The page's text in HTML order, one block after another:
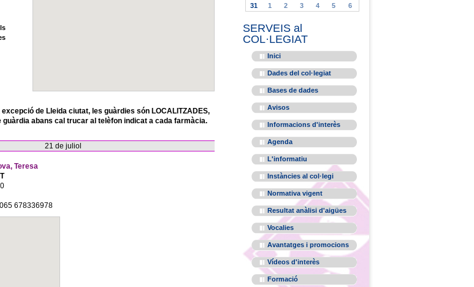
de Lleida ciutat, les guàrdies són LOCALITZADES,
abans cal trucar al telèfon indicat a cada farmàcia.
21 de juliol
Teresa
678336978
31
1 2 3 4 5 6
SERVEIS al
COL·LEGIAT
Inici
Dades del col·legiat
Bases de dades
Avisos
Informacions d'interès
Agenda
L'informatiu
Instàncies al col·legi
Normativa vigent
Resultat anàlisi d'aigües
Vocalies
Avantatges i promocions
Vídeos d'interès
Formació